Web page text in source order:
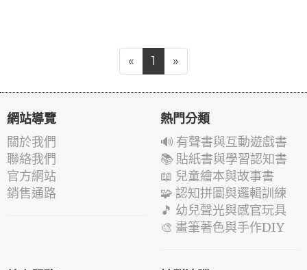
« 1 »
網站導覽
關於我們
聯絡我們
官方網站
銷售通路
熱門分類
🔊 有聲書與互動遊戲書
📚 貼紙書與學習認知書
📖 兒童繪本與故事書
🧩 認知拼圖與邏輯訓練
🎵 幼兒聲光與感官玩具
🎨 畫筆著色與手作DIY